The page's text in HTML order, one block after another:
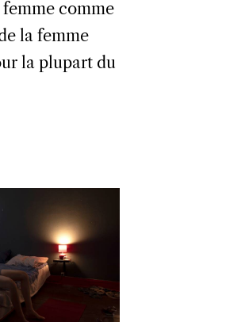
femme comme
la femme
la plupart du